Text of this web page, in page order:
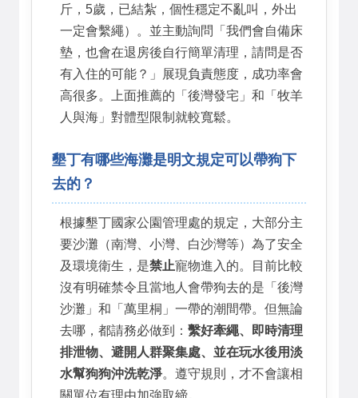
斤，5歲，已結紮，個性穩定不亂叫，外出
一定會繫繩）。並主動詢問「我們會自備床
墊，也會在退房後自行簡單清理，請問是否
有入住的可能？」展現負責態度，成功率會
高很多。上面推薦的「後灣發宅」和「牧羊
人與海」對體型限制就較寬鬆。
墾丁有哪些海灘是明文規定可以帶狗下
去的？
根據墾丁國家公園管理處的規定，大部分主
要沙灘（南灣、小灣、白沙灣等）為了安全
及環境衛生，是禁止寵物進入的。目前比較
沒有明確禁令且當地人會帶狗去的是「後灣
沙灘」和「萬里桐」一帶的潮間帶。但無論
去哪，都請務必做到： 繫好牽繩、即時清理
排泄物、避開人群聚集處、並在玩水後用淡
水幫狗狗沖洗乾淨。遵守規則，才不會讓相